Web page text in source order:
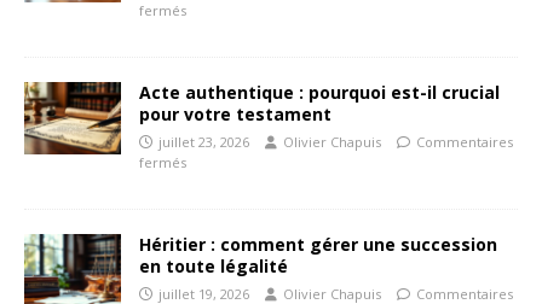
fermés
Acte authentique : pourquoi est-il crucial
pour votre testament
juillet 23, 2026 Olivier Chapuis
Commentaires
fermés
Héritier : comment gérer une succession
en toute légalité
juillet 19, 2026 Olivier Chapuis
Commentaires